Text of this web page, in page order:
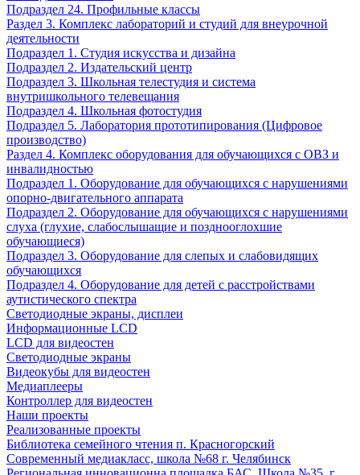
Подраздел 24. Профильные классы
Раздел 3. Комплекс лабораторий и студий для внеурочной
деятельности
Подраздел 1. Студия искусства и дизайна
Подраздел 2. Издательский центр
Подраздел 3. Школьная телестудия и система
внутришкольного телевещания
Подраздел 4. Школьная фотостудия
Подраздел 5. Лаборатория прототипирования (Цифровое
производство)
Раздел 4. Комплекс оборудования для обучающихся с ОВЗ и
инвалидностью
Подраздел 1. Оборудование для обучающихся с нарушениями
опорно-двигательного аппарата
Подраздел 2. Оборудование для обучающихся с нарушениями
слуха (глухие, слабослышащие и позднооглохшие
обучающиеся)
Подраздел 3. Оборудование для слепых и слабовидящих
обучающихся
Подраздел 4. Оборудование для детей с расстройствами
аутистического спектра
Светодиодные экраны, дисплеи
Информационные LCD
LCD для видеостен
Светодиодные экраны
Видеокубы для видеостен
Медиаплееры
Контроллер для видеостен
Наши проекты
Реализованные проекты
Библиотека семейного чтения п. Красногорский
Современный медиакласс, школа №68 г. Челябинск